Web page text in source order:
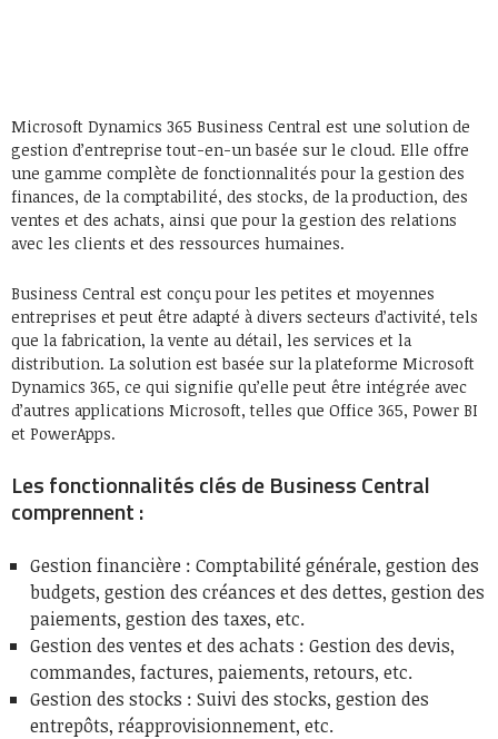
Microsoft Dynamics 365 Business Central est une solution de
gestion d’entreprise tout-en-un basée sur le cloud. Elle offre
une gamme complète de fonctionnalités pour la gestion des
finances, de la comptabilité, des stocks, de la production, des
ventes et des achats, ainsi que pour la gestion des relations
avec les clients et des ressources humaines.
Business Central est conçu pour les petites et moyennes
entreprises et peut être adapté à divers secteurs d’activité, tels
que la fabrication, la vente au détail, les services et la
distribution. La solution est basée sur la plateforme Microsoft
Dynamics 365, ce qui signifie qu’elle peut être intégrée avec
d’autres applications Microsoft, telles que Office 365, Power BI
et PowerApps.
Les fonctionnalités clés de Business Central
comprennent :
Gestion financière : Comptabilité générale, gestion des
budgets, gestion des créances et des dettes, gestion des
paiements, gestion des taxes, etc.
Gestion des ventes et des achats : Gestion des devis,
commandes, factures, paiements, retours, etc.
Gestion des stocks : Suivi des stocks, gestion des
entrepôts, réapprovisionnement, etc.